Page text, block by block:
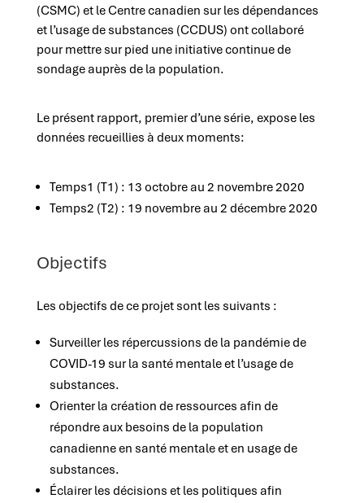
(CSMC) et le Centre canadien sur les dépendances
et l’usage de substances (CCDUS) ont collaboré
pour mettre sur pied une initiative continue de
sondage auprès de la population.
Le présent rapport, premier d’une série, expose les
données recueillies à deux moments:
Temps1 (T1) : 13 octobre au 2 novembre 2020
Temps2 (T2) : 19 novembre au 2 décembre 2020
Objectifs
Les objectifs de ce projet sont les suivants :
Surveiller les répercussions de la pandémie de
COVID-19 sur la santé mentale et l’usage de
substances.
Orienter la création de ressources afin de
répondre aux besoins de la population
canadienne en santé mentale et en usage de
substances.
Éclairer les décisions et les politiques afin